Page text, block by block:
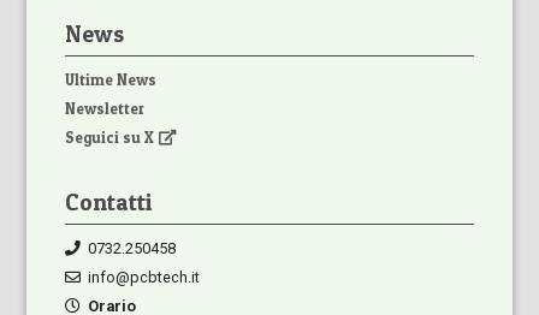
News
Ultime News
Newsletter
Seguici su X
Contatti
0732.250458
info@pcbtech.it
Orario